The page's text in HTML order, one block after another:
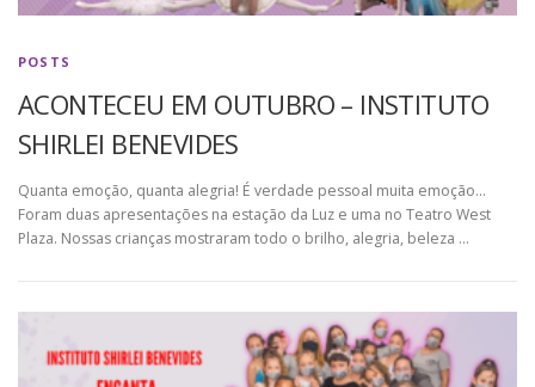
POSTS
ACONTECEU EM OUTUBRO – INSTITUTO
SHIRLEI BENEVIDES
Quanta emoção, quanta alegria! É verdade pessoal muita emoção…
Foram duas apresentações na estação da Luz e uma no Teatro West
Plaza. Nossas crianças mostraram todo o brilho, alegria, beleza …